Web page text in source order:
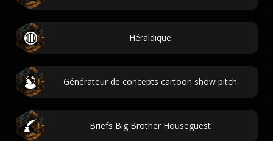
Héraldique
Générateur de concepts cartoon show pitch
Briefs Big Brother Houseguest